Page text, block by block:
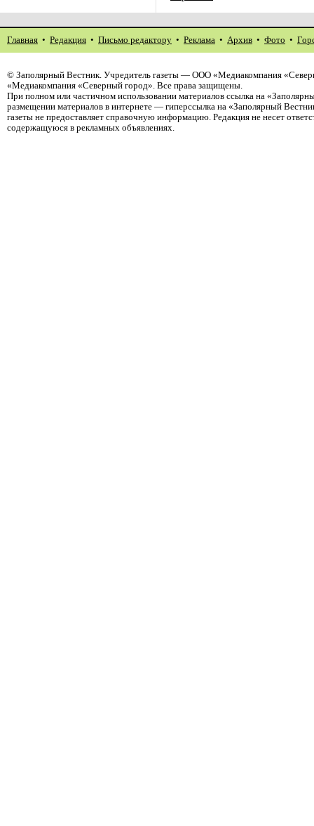
Главная • Редакция • Письмо редактору • Реклама • Архив • Фото •
© Заполярный Вестник. Учредитель газеты — ООО «Медиакомпания
«Медиакомпания «Северный город». Все права защищены.
При полном или частичном использовании материалов ссылка на
размещении материалов в интернете — гиперссылка на «Заполярный
газеты не предоставляет справочную информацию. Редакция не несет
содержащуюся в рекламных объявлениях.